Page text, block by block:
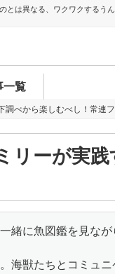
は異なる、ワクワクする
一覧
調べから楽しむべし！常連
リーが実践
緒に魚図鑑を見な
海獣たちとコミュニ